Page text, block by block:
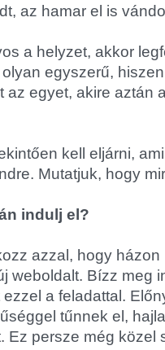
az hamar el is
a helyzet, akkor
egyszerű,
az egyet, akire aztán
kell eljárni,
Mutatjuk, hogy
indulj el?
azzal, hogy házon
weboldalt. Bízz meg
a feladattal.
tűnnek el,
Ez persze még közel